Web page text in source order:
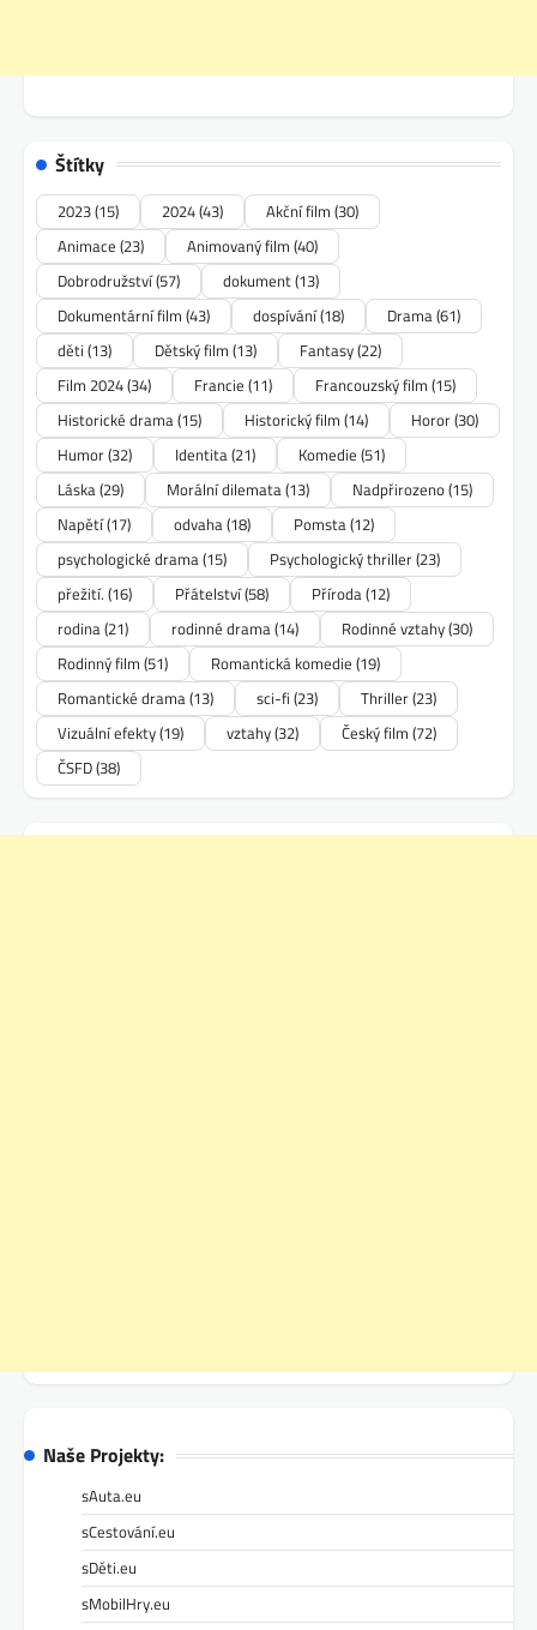
Štítky
2023(15) 2024(43) Akční film (30)
Animace (23) Animovaný film (40)
Dobrodružství(57) dokument(13)
Dokumentární film (43) dospívání(18) Drama(61)
děti (13) Dětský film (13) Fantasy(22)
Film 2024(34) Francie (11) Francouzský film (15)
Historické drama(15) Historický film (14) Horor(30)
Humor(32) Identita(21) Komedie (51)
Láska(29) Morální dilemata(13) Nadpřirozeno(15)
Napětí(17) odvaha(18) Pomsta(12)
psychologické drama(15) Psychologický thriller(23)
přežití. (16) Přátelství(58) Příroda(12)
rodina(21) rodinné drama(14) Rodinné vztahy(30)
Rodinný film (51) Romantická komedie (19)
Romantické drama(13) sci-fi (23) Thriller(23)
Vizuální efekty(19) vztahy(32) Český film (72)
ČSFD(38)
Naše Projekty:
sAuta.eu
sCestování.eu
sDěti.eu
sMobilHry.eu